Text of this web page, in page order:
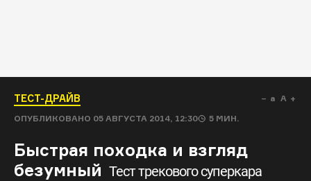
ТЕСТ-ДРАЙВ
ОПУБЛИКОВАНО 05 АВГУСТА 2014, 12:30 5 МИН.
a A
Быстрая походка и взгляд
безумный Тест трекового суперкара